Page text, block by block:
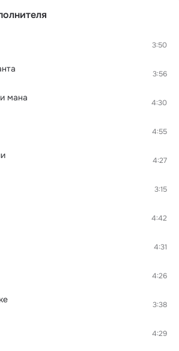
3:50
3:56
мана 4:30
4:55
4:27
3:15
4:42
4:31
4:26
3:38
4:29